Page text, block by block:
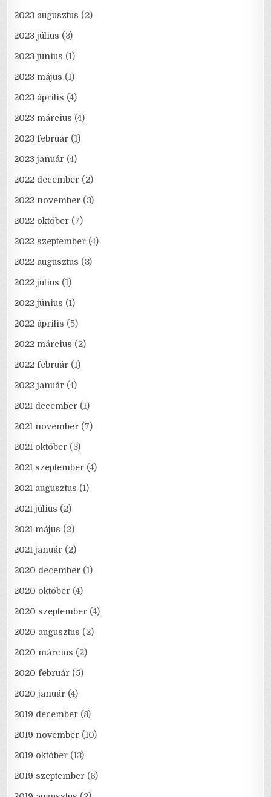
2023 augusztus (2)
2023 július (3)
2023 június (1)
2023 május (1)
2023 április (4)
2023 március (4)
2023 február (1)
2023 január (4)
2022 december (2)
2022 november (3)
2022 október (7)
2022 szeptember (4)
2022 augusztus (3)
2022 július (1)
2022 június (1)
2022 április (5)
2022 március (2)
2022 február (1)
2022 január (4)
2021 december (1)
2021 november (7)
2021 október (3)
2021 szeptember (4)
2021 augusztus (1)
2021 július (2)
2021 május (2)
2021 január (2)
2020 december (1)
2020 október (4)
2020 szeptember (4)
2020 augusztus (2)
2020 március (2)
2020 február (5)
2020 január (4)
2019 december (8)
2019 november (10)
2019 október (13)
2019 szeptember (6)